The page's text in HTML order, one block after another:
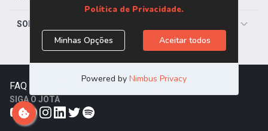
SOBRE O JOTA
FAQ Trabalhe Conosco
SIGA O JOTA